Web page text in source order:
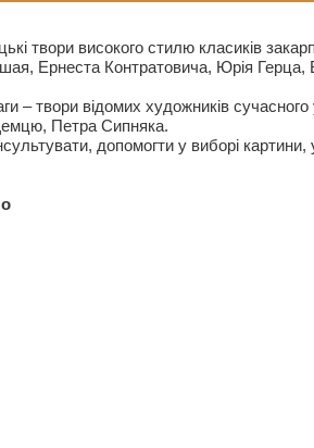
твори високого стилю класиків
Ернеста Контратовича, Юрія
– твори відомих художників
Петра Сипняка.
допомогти у виборі картини,